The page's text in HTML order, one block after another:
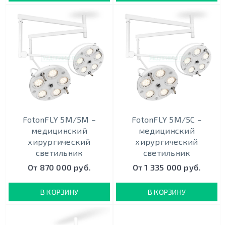
FotonFLY 5М/5М –
медицинский
хирургический
светильник
От 870 000 руб.
В КОРЗИНУ
FotonFLY 5М/5С –
медицинский
хирургический
светильник
От 1 335 000 руб.
В КОРЗИНУ